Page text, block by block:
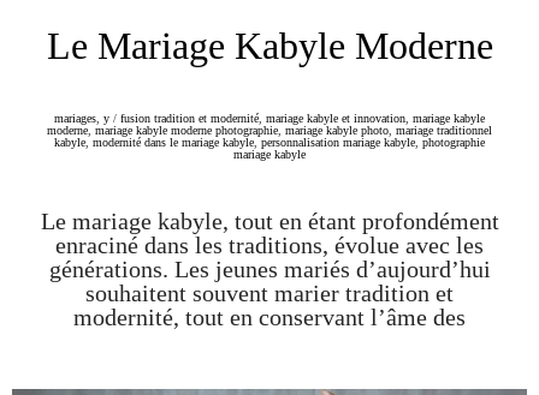
Le Mariage Kabyle Moderne
mariages y / fusion tradition et modernité mariage kabyle et innovation mariage kabyle
moderne mariage kabyle moderne photographie mariage kabyle photo mariage traditionnel
kabyle modernité dans le mariage kabyle personnalisation mariage kabyle photographie
mariage kabyle
Le mariage kabyle, tout en étant profondément
enraciné dans les traditions, évolue avec les
générations. Les jeunes mariés d’aujourd’hui
souhaitent souvent marier tradition et
modernité, tout en conservant l’âme des